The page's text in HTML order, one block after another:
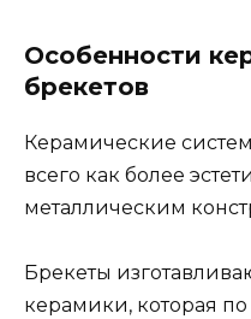
Особенности
брекетов
Керамические
всего как более
металлическим
Брекеты
керамики, которая по